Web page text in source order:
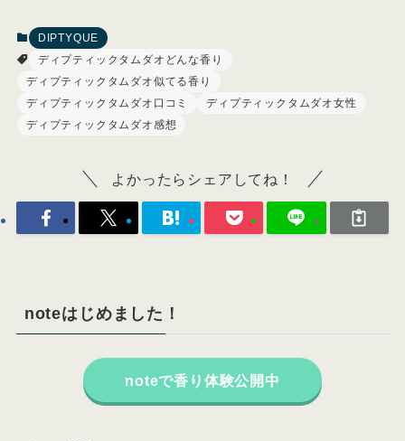
DIPTYQUE
ディプティックタムダオどんな香り
ディプティックタムダオ似てる香り
ディプティックタムダオ口コミ
ディプティックタムダオ女性
ディプティックタムダオ感想
よかったらシェアしてね！
noteはじめました！
noteで香り体験公開中